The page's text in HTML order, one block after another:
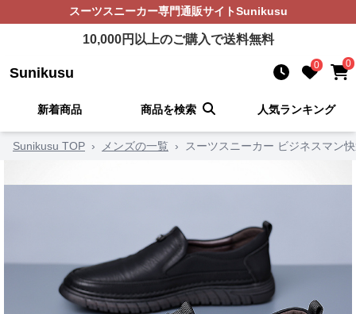
スーツスニーカー専門通販サイトSunikusu
10,000円以上のご購入で送料無料
Sunikusu 0 0
新着商品 商品を検索 人気ランキング
Sunikusu TOP › メンズの一覧 › スーツスニーカー ビジネスマン